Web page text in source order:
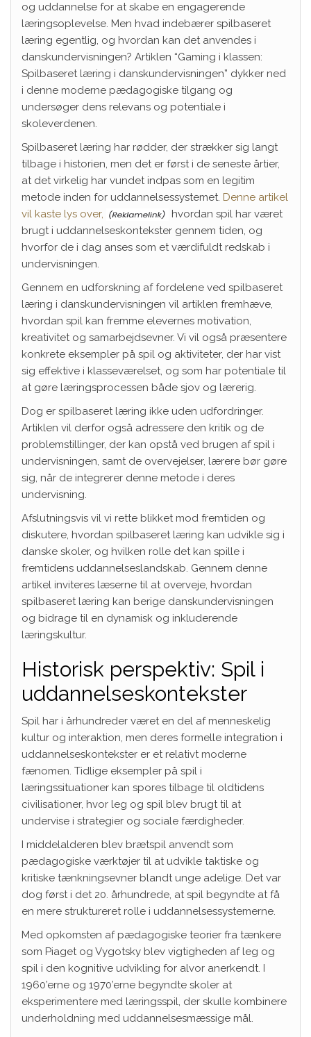
og uddannelse for at skabe en engagerende
læringsoplevelse. Men hvad indebærer spilbaseret
læring egentlig, og hvordan kan det anvendes i
danskundervisningen? Artiklen “Gaming i klassen:
Spilbaseret læring i danskundervisningen” dykker ned
i denne moderne pædagogiske tilgang og
undersøger dens relevans og potentiale i
skoleverdenen.
Spilbaseret læring har rødder, der strækker sig langt
tilbage i historien, men det er først i de seneste årtier,
at det virkelig har vundet indpas som en legitim
metode inden for uddannelsessystemet. Denne artikel
vil kaste lys over,
hvordan spil har været
brugt i uddannelseskontekster gennem tiden, og
hvorfor de i dag anses som et værdifuldt redskab i
undervisningen.
Gennem en udforskning af fordelene ved spilbaseret
læring i danskundervisningen vil artiklen fremhæve,
hvordan spil kan fremme elevernes motivation,
kreativitet og samarbejdsevner. Vi vil også præsentere
konkrete eksempler på spil og aktiviteter, der har vist
sig effektive i klasseværelset, og som har potentiale til
at gøre læringsprocessen både sjov og lærerig.
Dog er spilbaseret læring ikke uden udfordringer.
Artiklen vil derfor også adressere den kritik og de
problemstillinger, der kan opstå ved brugen af spil i
undervisningen, samt de overvejelser, lærere bør gøre
sig, når de integrerer denne metode i deres
undervisning.
Afslutningsvis vil vi rette blikket mod fremtiden og
diskutere, hvordan spilbaseret læring kan udvikle sig i
danske skoler, og hvilken rolle det kan spille i
fremtidens uddannelseslandskab. Gennem denne
artikel inviteres læserne til at overveje, hvordan
spilbaseret læring kan berige danskundervisningen
og bidrage til en dynamisk og inkluderende
læringskultur.
Historisk perspektiv: Spil i
uddannelseskontekster
Spil har i århundreder været en del af menneskelig
kultur og interaktion, men deres formelle integration i
uddannelseskontekster er et relativt moderne
fænomen. Tidlige eksempler på spil i
læringssituationer kan spores tilbage til oldtidens
civilisationer, hvor leg og spil blev brugt til at
undervise i strategier og sociale færdigheder.
I middelalderen blev brætspil anvendt som
pædagogiske værktøjer til at udvikle taktiske og
kritiske tænkningsevner blandt unge adelige. Det var
dog først i det 20. århundrede, at spil begyndte at få
en mere struktureret rolle i uddannelsessystemerne.
Med opkomsten af pædagogiske teorier fra tænkere
som Piaget og Vygotsky blev vigtigheden af leg og
spil i den kognitive udvikling for alvor anerkendt. I
1960’erne og 1970’erne begyndte skoler at
eksperimentere med læringsspil, der skulle kombinere
underholdning med uddannelsesmæssige mål.